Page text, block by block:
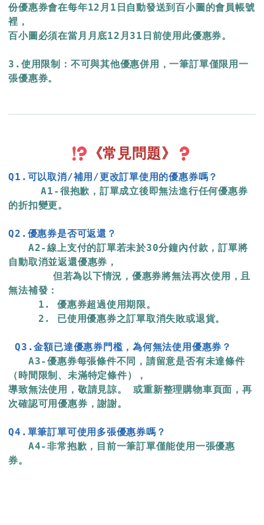
份優惠券會在每年12月1日自動發送到百小圖的會員帳號
裡，
百小圖必須在當月月底12月31日前使用此優惠券。
3.使用限制：不可與其他優惠併用，一筆訂單僅限用一
張優惠券。
《常見問題》
Q1.可以取消/補用/更改訂單使用的優惠券嗎？
A1-很抱歉，訂單成立後即無法進行任何優惠券
的折扣變更。
Q2.優惠券是否可返還？
A2-線上支付的訂單若未於30分鐘內付款，訂單將
自動取消並返還優惠券，
無法補發：
1. 優惠券超過使用期限。
2. 已使用優惠券之訂單取消失敗或退貨。
Q3.金額已達優惠券門檻，為何無法使用優惠券？
A3-優惠券每張條件不同，請留意是否有未達條件
（時間限制、未滿特定條件），
導致無法使用，敬請見諒。 或重新整理購物車頁面，再
次確認可用優惠券，謝謝。
Q4.單筆訂單可使用多張優惠券嗎？
A4-非常抱歉，目前一筆訂單僅能使用一張優惠
券。